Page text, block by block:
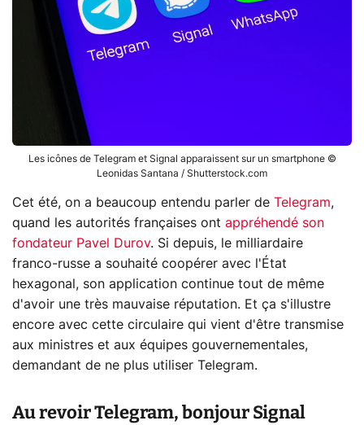
Les icônes de Telegram et Signal apparaissent sur un smartphone ©
Leonidas Santana / Shutterstock.com
Cet été, on a beaucoup entendu parler de Telegram,
quand les autorités françaises ont appréhendé son
fondateur Pavel Durov. Si depuis, le milliardaire
franco-russe a souhaité coopérer avec l'État
hexagonal, son application continue tout de même
d'avoir une très mauvaise réputation. Et ça s'illustre
encore avec cette circulaire qui vient d'être transmise
aux ministres et aux équipes gouvernementales,
demandant de ne plus utiliser Telegram.
Au revoir Telegram, bonjour Signal